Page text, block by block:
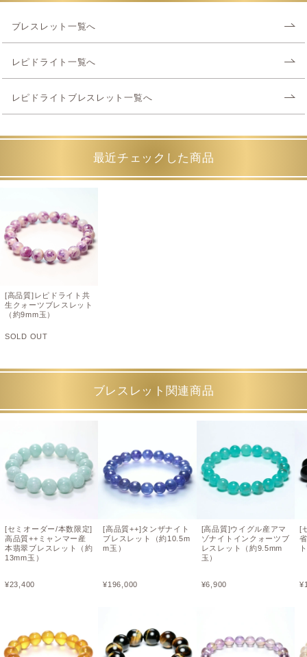
ブレスレット一覧へ
レピドライト一覧へ
レピドライトブレスレット一覧へ
最近チェックした商品
[高品質]レピドライト共
生クォーツブレスレット
（約9mm玉）
SOLD OUT
ブレスレット関連商品
[セミオーダー/本数限定]
高品質++ミャンマー産
本翡翠ブレスレット（約
13mm玉）
¥23,400
[高品質++]タンザナイト
ブレスレット（約10.5m
m玉）
¥196,000
[高品質]ウイグル産アマ
ゾナイトインクォーツブ
レスレット（約9.5mm
玉）
¥6,900
[
¥